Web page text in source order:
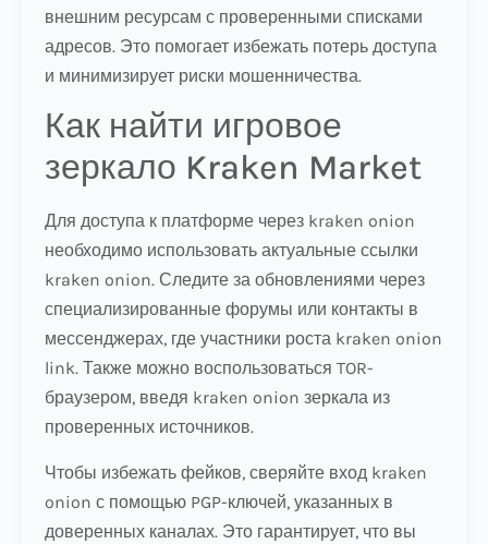
внешним ресурсам с проверенными списками
адресов. Это помогает избежать потерь доступа
и минимизирует риски мошенничества.
Как найти игровое
зеркало Kraken Market
Для доступа к платформе через kraken onion
необходимо использовать актуальные ссылки
kraken onion. Следите за обновлениями через
специализированные форумы или контакты в
мессенджерах, где участники роста kraken onion
link. Также можно воспользоваться TOR-
браузером, введя kraken onion зеркала из
проверенных источников.
Чтобы избежать фейков, сверяйте вход kraken
onion с помощью PGP-ключей, указанных в
доверенных каналах. Это гарантирует, что вы